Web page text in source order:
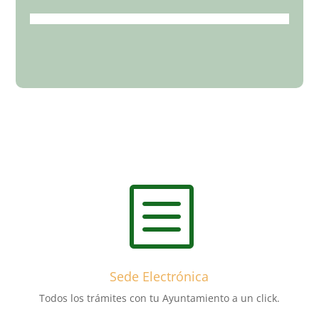
b
Sede Electrónica
Todos los trámites con tu Ayuntamiento a un click.